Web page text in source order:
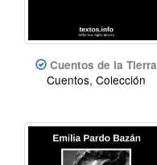
Cuentos de la Tierra
Cuentos, Colección